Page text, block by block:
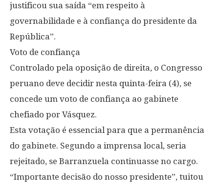
justificou sua saída “em respeito à
governabilidade e à confiança do presidente da
República”.
Voto de confiança
Controlado pela oposição de direita, o Congresso
peruano deve decidir nesta quinta-feira (4), se
concede um voto de confiança ao gabinete
chefiado por Vásquez.
Esta votação é essencial para que a permanência
do gabinete. Segundo a imprensa local, seria
rejeitado, se Barranzuela continuasse no cargo.
“Importante decisão do nosso presidente”, tuitou